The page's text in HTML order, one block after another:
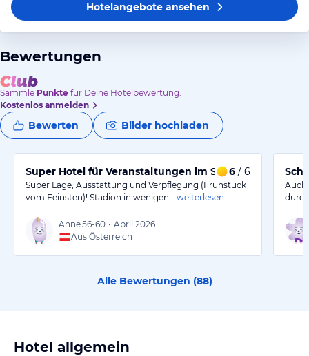
Hotelangeboteansehen
Bewertungen
Sammle Punkte für Deine Hotelbewertung.
Kostenlos anmelden
Bewerten Bilder hochladen
Super Hotel für Veranstaltungen im Stadio Stozice
6 / 6
Super Lage, Ausstattung und Verpflegung (Frühstück
vom Feinsten)! Stadion in wenigen…
weiterlesen
Anne56-60 • April 2026
Aus Österreich
Auch
Alle Bewertungen (88)
Hotel allgemein